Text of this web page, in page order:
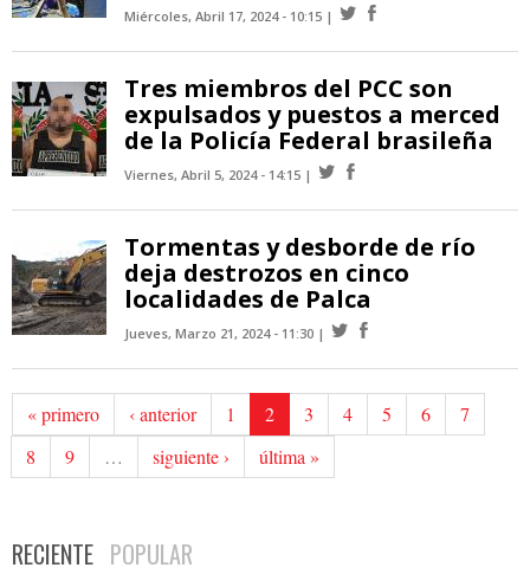
Miércoles, Abril 17, 2024 - 10:15
Tres miembros del PCC son
expulsados y puestos a merced
de la Policía Federal brasileña
Viernes, Abril 5, 2024 - 14:15
Tormentas y desborde de río
deja destrozos en cinco
localidades de Palca
Jueves, Marzo 21, 2024 - 11:30
« primero ‹ anterior 1 2 3 4 5 6
7
8
9 … siguiente › última »
RECIENTE POPULAR